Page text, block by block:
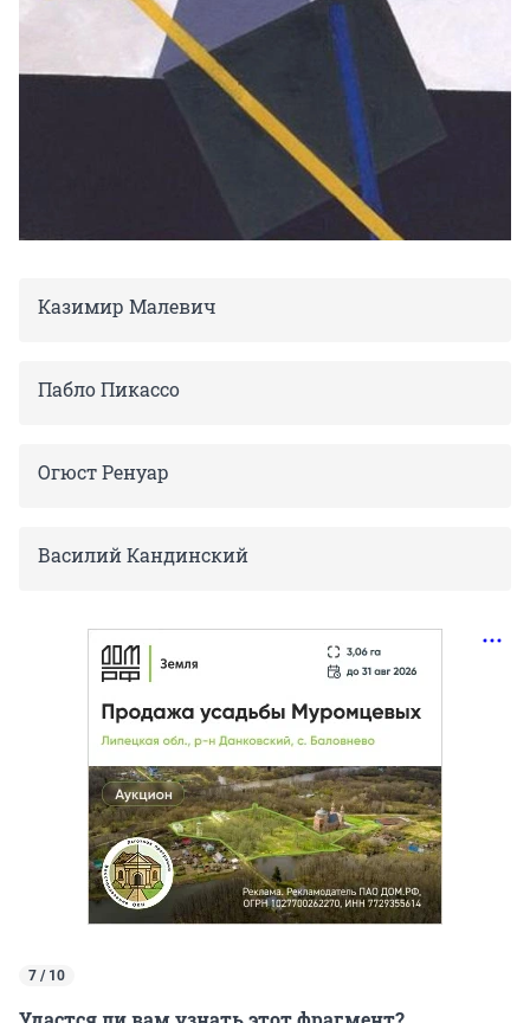
Казимир Малевич
Пабло Пикассо
Огюст Ренуар
Василий Кандинский
7 / 10